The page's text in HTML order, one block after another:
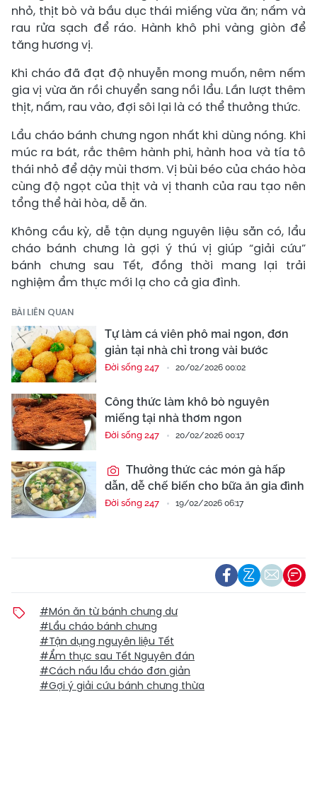
nhỏ, thịt bò và bầu dục thái miếng vừa ăn; nấm và
rau rửa sạch để ráo. Hành khô phi vàng giòn để
tăng hương vị.
Khi cháo đã đạt độ nhuyễn mong muốn, nêm nếm
gia vị vừa ăn rồi chuyển sang nồi lẩu. Lần lượt thêm
thịt, nấm, rau vào, đợi sôi lại là có thể thưởng thức.
Lẩu cháo bánh chưng ngon nhất khi dùng nóng. Khi
múc ra bát, rắc thêm hành phi, hành hoa và tía tô
thái nhỏ để dậy mùi thơm. Vị bùi béo của cháo hòa
cùng độ ngọt của thịt và vị thanh của rau tạo nên
tổng thể hài hòa, dễ ăn.
Không cầu kỳ, dễ tận dụng nguyên liệu sẵn có, lẩu
cháo bánh chưng là gợi ý thú vị giúp “giải cứu”
bánh chưng sau Tết, đồng thời mang lại trải
nghiệm ẩm thực mới lạ cho cả gia đình.
BÀI LIÊN QUAN
Tự làm cá viên phô mai ngon, đơn
giản tại nhà chỉ trong vài bước
Đời sống 247 20/02/2026 00:02
Công thức làm khô bò nguyên
miếng tại nhà thơm ngon
Đời sống 247 20/02/2026 00:17
Thưởng thức các món gà hấp
dẫn, dễ chế biến cho bữa ăn gia đình
Đời sống 247 19/02/2026 06:17
#Món ăn từ bánh chưng dư
#Lẩu cháo bánh chưng
#Tận dụng nguyên liệu Tết
#Ẩm thực sau Tết Nguyên đán
#Cách nấu lẩu cháo đơn giản
#Gợi ý giải cứu bánh chưng thừa